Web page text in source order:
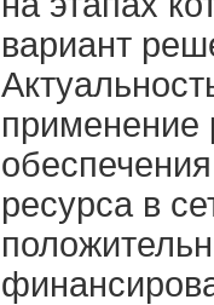
вариант
применение
ресурса в